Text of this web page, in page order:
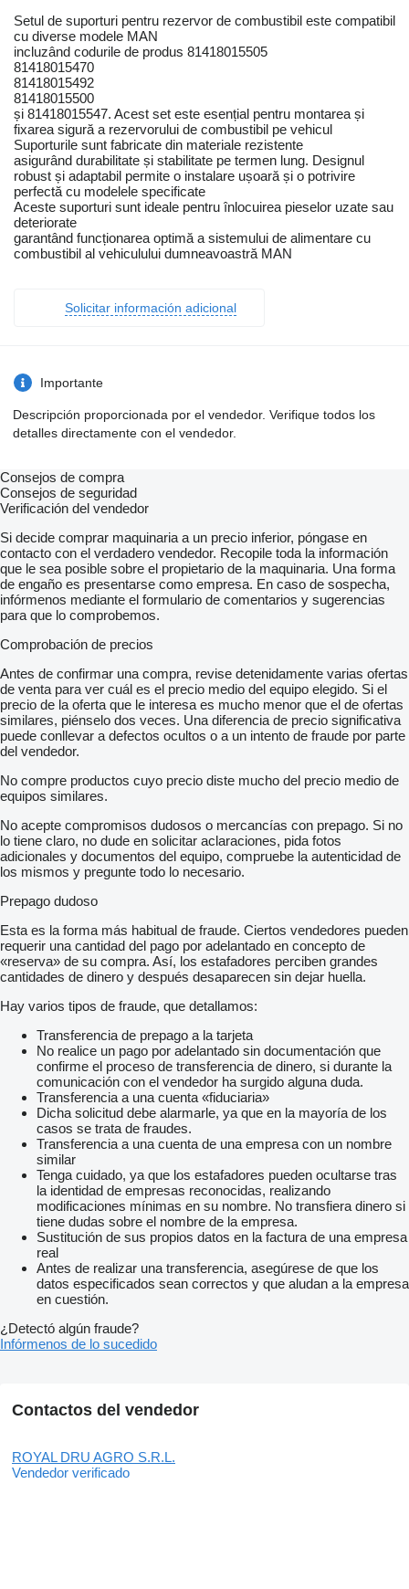
Setul de suporturi pentru rezervor de combustibil este compatibil
cu diverse modele MAN
incluzând codurile de produs 81418015505
81418015470
81418015492
81418015500
și 81418015547. Acest set este esențial pentru montarea și
fixarea sigură a rezervorului de combustibil pe vehicul
Suporturile sunt fabricate din materiale rezistente
asigurând durabilitate și stabilitate pe termen lung. Designul
robust și adaptabil permite o instalare ușoară și o potrivire
perfectă cu modelele specificate
Aceste suporturi sunt ideale pentru înlocuirea pieselor uzate sau
deteriorate
garantând funcționarea optimă a sistemului de alimentare cu
combustibil al vehiculului dumneavoastră MAN
Solicitar información adicional
Importante
Descripción proporcionada por el vendedor. Verifique todos los
detalles directamente con el vendedor.
Consejos de compra
Consejos de seguridad
Verificación del vendedor
Si decide comprar maquinaria a un precio inferior, póngase en
contacto con el verdadero vendedor. Recopile toda la información
que le sea posible sobre el propietario de la maquinaria. Una forma
de engaño es presentarse como empresa. En caso de sospecha,
infórmenos mediante el formulario de comentarios y sugerencias
para que lo comprobemos.
Comprobación de precios
Antes de confirmar una compra, revise detenidamente varias ofertas
de venta para ver cuál es el precio medio del equipo elegido. Si el
precio de la oferta que le interesa es mucho menor que el de ofertas
similares, piénselo dos veces. Una diferencia de precio significativa
puede conllevar a defectos ocultos o a un intento de fraude por parte
del vendedor.
No compre productos cuyo precio diste mucho del precio medio de
equipos similares.
No acepte compromisos dudosos o mercancías con prepago. Si no
lo tiene claro, no dude en solicitar aclaraciones, pida fotos
adicionales y documentos del equipo, compruebe la autenticidad de
los mismos y pregunte todo lo necesario.
Prepago dudoso
Esta es la forma más habitual de fraude. Ciertos vendedores pueden
requerir una cantidad del pago por adelantado en concepto de
«reserva» de su compra. Así, los estafadores perciben grandes
cantidades de dinero y después desaparecen sin dejar huella.
Hay varios tipos de fraude, que detallamos:
Transferencia de prepago a la tarjeta
No realice un pago por adelantado sin documentación que
confirme el proceso de transferencia de dinero, si durante la
comunicación con el vendedor ha surgido alguna duda.
Transferencia a una cuenta «fiduciaria»
Dicha solicitud debe alarmarle, ya que en la mayoría de los
casos se trata de fraudes.
Transferencia a una cuenta de una empresa con un nombre
similar
Tenga cuidado, ya que los estafadores pueden ocultarse tras
la identidad de empresas reconocidas, realizando
modificaciones mínimas en su nombre. No transfiera dinero si
tiene dudas sobre el nombre de la empresa.
Sustitución de sus propios datos en la factura de una empresa
real
Antes de realizar una transferencia, asegúrese de que los
datos especificados sean correctos y que aludan a la empresa
en cuestión.
¿Detectó algún fraude?
Infórmenos de lo sucedido
Contactos del vendedor
ROYAL DRU AGRO S.R.L.
Vendedor verificado